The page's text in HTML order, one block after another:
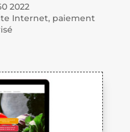
2022
Internet, paiement